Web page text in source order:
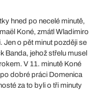
hned po necelé minutě,
Koné, zmátl Wladimiro
Jen o pět minut později se
Banda, jehož střelu musel
V 11. minutě Koné
dobré práci Domenica
za to byli o tři minuty